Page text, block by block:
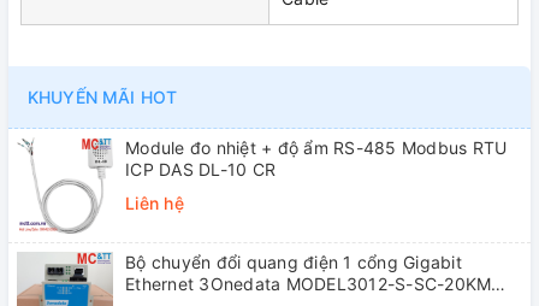
KHUYẾN MÃI HOT
Module đo nhiệt + độ ẩm RS-485 Modbus RTU
ICP DAS DL-10 CR
Liên hệ
Bộ chuyển đổi quang điện 1 cổng Gigabit
Ethernet 3Onedata MODEL3012-S-SC-20KM